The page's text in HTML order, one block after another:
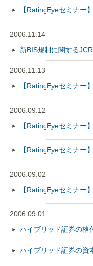
【RatingEyeセミナー
2006.11.14
新BIS規制に関する
2006.11.13
【RatingEyeセミナー
2006.09.12
【RatingEyeセミナー
【RatingEyeセミナー
2006.09.02
【RatingEyeセミナー
2006.09.01
ハイブリッド証券の格
ハイブリッド証券の資